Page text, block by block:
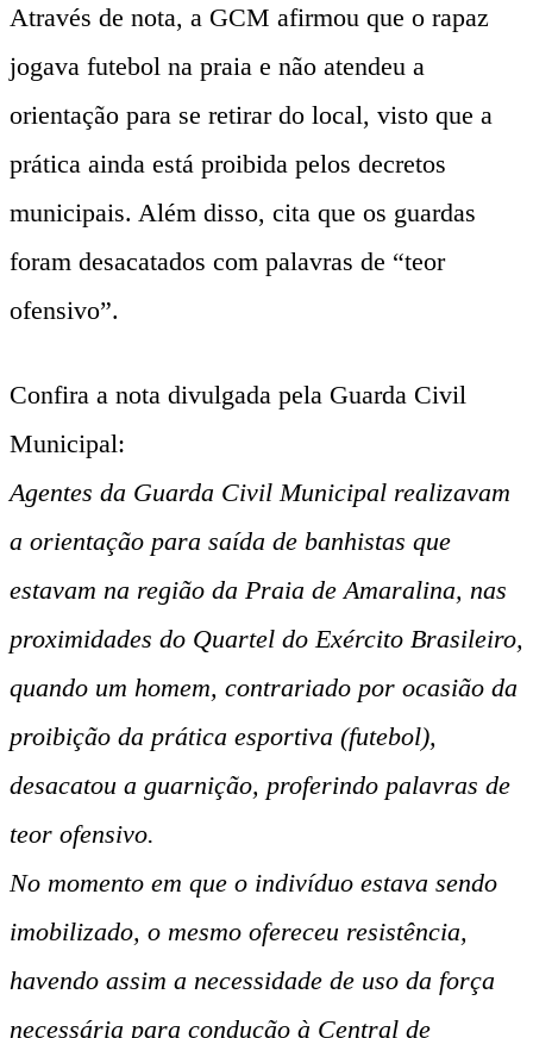
Através de nota, a GCM afirmou que o rapaz
jogava futebol na praia e não atendeu a
orientação para se retirar do local, visto que a
prática ainda está proibida pelos decretos
municipais. Além disso, cita que os guardas
foram desacatados com palavras de “teor
ofensivo”.
Confira a nota divulgada pela Guarda Civil
Municipal:
Agentes da Guarda Civil Municipal realizavam
a orientação para saída de banhistas que
estavam na região da Praia de Amaralina, nas
proximidades do Quartel do Exército Brasileiro,
quando um homem, contrariado por ocasião da
proibição da prática esportiva (futebol),
desacatou a guarnição, proferindo palavras de
teor ofensivo.
No momento em que o indivíduo estava sendo
imobilizado, o mesmo ofereceu resistência,
havendo assim a necessidade de uso da força
necessária para condução à Central de